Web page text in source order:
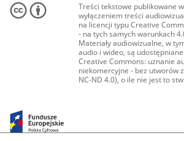
Treści tekstowe publikowane
wyłączeniem treści
na licencji typu Creative
- na tych samych warunkach
Materiały audiowizualne, w
audio i wideo, są
Creative Commons: uznanie
niekomercyjne - bez utworów
NC-ND 4.0), o ile nie jest to